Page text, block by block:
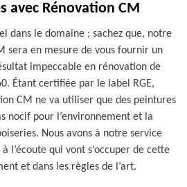
avec Rénovation CM
dans le domaine ; sachez que, notre
sera en mesure de vous fournir un
impeccable en rénovation de
Étant certifiée par le label RGE,
CM ne va utiliser que des peintures
nocif pour l’environnement et la
Nous avons à notre service
l’écoute qui vont s’occuper de cette
et dans les règles de l’art.